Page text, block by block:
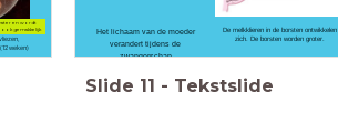
weken)
en wordt
gemakkelijk
Het lichaam van de moeder
verandert tijdens de
zwangerschap
De melkklieren in de borsten ontwikkelen
zich. De borsten worden groter.
Slide 11 - Tekstslide